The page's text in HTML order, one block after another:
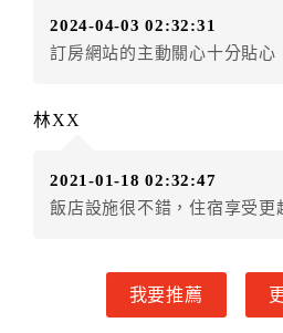
第七條（甲方解約時定金之退還
甲方解約時，應通知乙方，
者，得請求乙方退還已付定金百
達者，得請求乙方退還已付定金
三、甲方解約通知於預定住宿日
者，得請求乙方退還已付定金
五、甲方解約通知於預定住宿日
2024-04-03 02:32:31
訂房網站的主動關心十分貼心
林XX
2021-01-18 02:32:47
飯店設施很不錯，住宿享受更
我要推薦